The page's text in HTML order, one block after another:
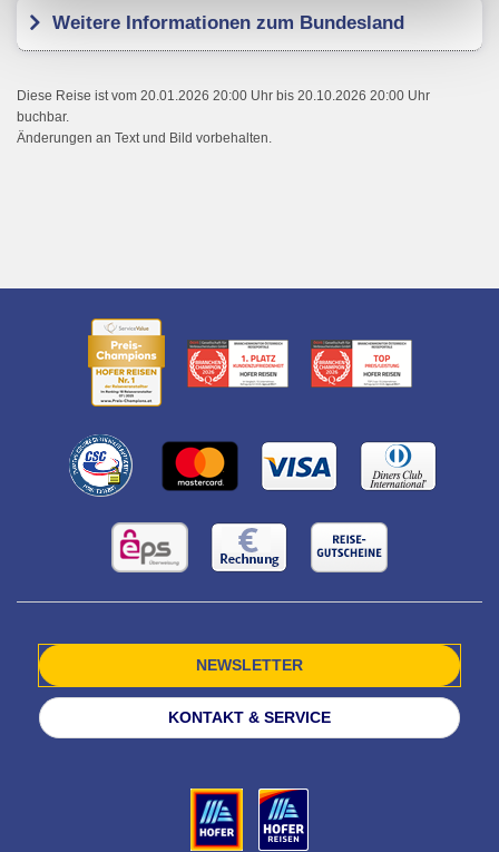
Webseiten zu.
Weitere Informationen zum Bundesland
Diese Reise ist vom 20.01.2026 20:00 Uhr bis 20.10.2026 20:00 Uhr
buchbar.
Änderungen an Text und Bild vorbehalten.
NEWSLETTER
KONTAKT & SERVICE